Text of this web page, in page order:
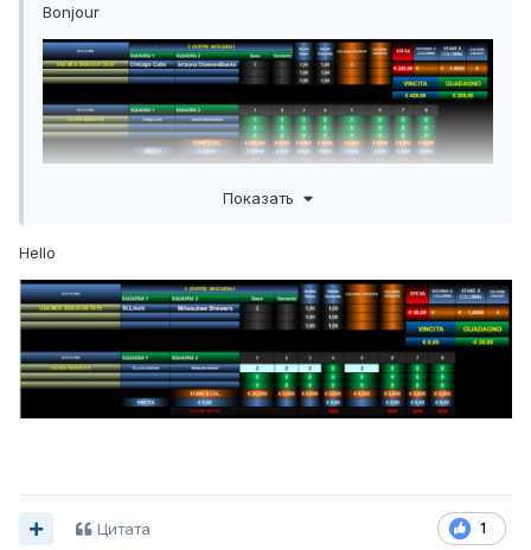
Bonjour
Показать
Hello
1
Цитата